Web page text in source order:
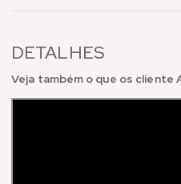
DETALHES
Veja também o que os cliente